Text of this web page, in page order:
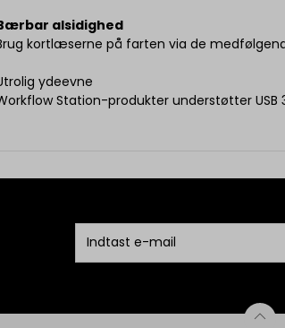
alsidighed
kortlæserne på farten via de
ydeevne
Station-produkter understøtter